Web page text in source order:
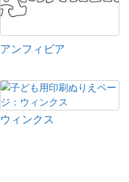
アンフィビア
ウィンクス